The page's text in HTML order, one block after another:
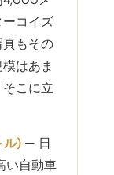
コイズ
もその
はあま
こに立
ル)— 日
い自動車